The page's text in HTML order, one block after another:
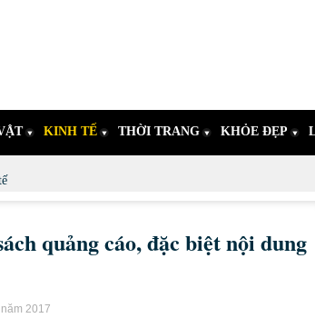
KINH TẾ THỜI TRANG KHỎE ĐẸP
quảng cáo, đặc biệt nội dung
2017